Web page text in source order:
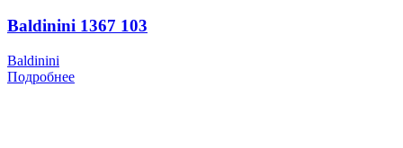
Baldinini 1367 103
Baldinini
Подробнее